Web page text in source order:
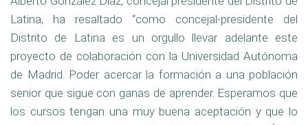
Latina, ha resaltado “como concejal-presidente del
Distrito de Latina es un orgullo llevar adelante este
proyecto de colaboración con la Universidad Autónoma
de Madrid. Poder acercar la formación a una población
senior que sigue con ganas de aprender. Esperamos que
los cursos tengan una muy buena aceptación y que lo